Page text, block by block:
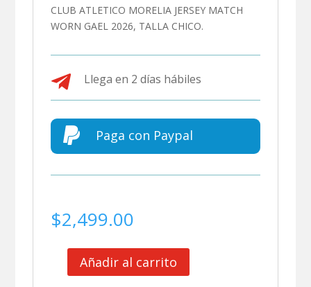
CLUB ATLETICO MORELIA JERSEY MATCH
WORN GAEL 2026, TALLA CHICO.
 Llega en 2 días hábiles
 Paga con Paypal
$2,499.00
Añadir al carrito